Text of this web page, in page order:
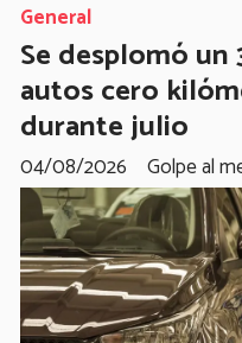
Se desplomó un
autos cero
durante julio
Golpe al
General
04/08/2026